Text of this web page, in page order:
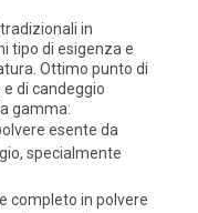
in
tipo di esigenza e
Ottimo punto di
di candeggio
gamma:
esente da
specialmente
completo in polvere